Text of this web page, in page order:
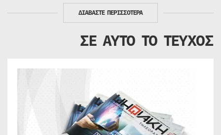
ΔΙΑΒΑΣΤΕ ΠΕΡΙΣΣΟΤΕΡΑ
ΣΕ ΑΥΤΟ ΤΟ ΤΕΥΧΟΣ